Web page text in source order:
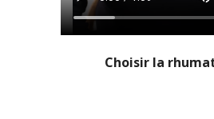
Choisir la